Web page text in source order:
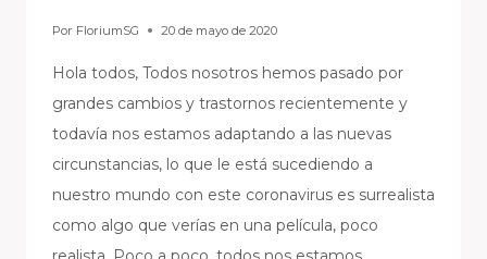
Por FloriumSG 20 de mayo de 2020
Hola todos, Todos nosotros hemos pasado por
grandes cambios y trastornos recientemente y
todavía nos estamos adaptando a las nuevas
circunstancias, lo que le está sucediendo a
nuestro mundo con este coronavirus es surrealista
como algo que verías en una película, poco